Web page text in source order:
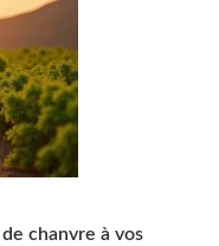
chanvre à vos